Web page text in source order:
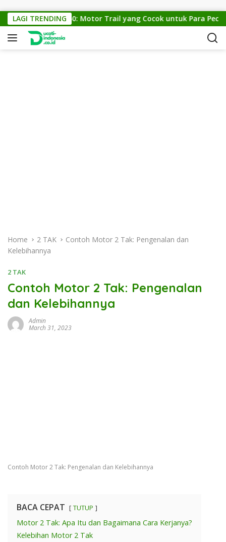
LAGI TRENDING
KTM Cross 150: Motor Trail yang Cocok untuk Para Pecinta
Home 2 TAK
Contoh Motor 2 Tak: Pengenalan dan
Kelebihannya
2 TAK
Contoh Motor 2 Tak: Pengenalan
dan Kelebihannya
Admin
March 31, 2023
Contoh Motor 2 Tak: Pengenalan dan Kelebihannya
BACA CEPAT TUTUP
Motor 2 Tak: Apa Itu dan Bagaimana Cara Kerjanya?
Kelebihan Motor 2 Tak